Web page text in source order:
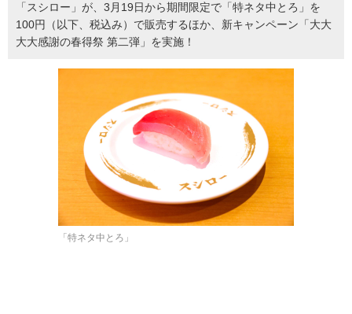
「スシロー」が、3月19日から期間限定で「特ネタ中とろ」を
100円（以下、税込み）で販売するほか、新キャンペーン「大大
大大感謝の春得祭 第二弾」を実施！
「特ネタ中とろ」